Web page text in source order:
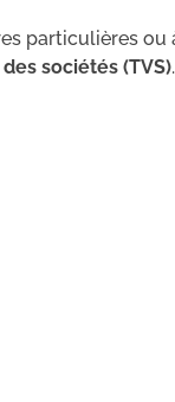
particulières ou
sociétés (TVS).